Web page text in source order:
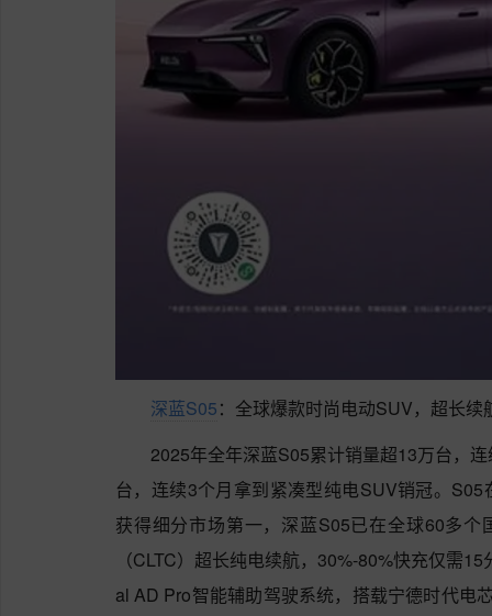
深蓝S05：全球爆款时尚电动SUV，超长续
2025年全年深蓝S05累计销量超13万台，
台，连续3个月拿到紧凑型纯电SUV销冠。
获得细分市场第一，深蓝S05已在全球60多
（CLTC）超长纯电续航，30%-80%快充仅需
al AD Pro智能辅助驾驶系统，搭载宁德时代电